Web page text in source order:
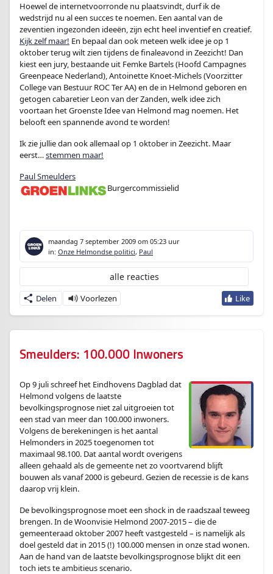
Hoewel de internetvoorronde nu plaatsvindt, durf ik de
wedstrijd nu al een succes te noemen. Een aantal van de
zeventien ingezonden ideeën, zijn echt heel inventief en creatief.
Kijk zelf maar! En bepaal dan ook meteen welk idee je op 1
oktober terug wilt zien tijdens de finaleavond in Zeezicht! Dan
kiest een jury, bestaande uit Femke Bartels (Hoofd Campagnes
Greenpeace Nederland), Antoinette Knoet-Michels (Voorzitter
College van Bestuur ROC Ter AA) en de in Helmond geboren en
getogen cabaretier Leon van der Zanden, welk idee zich
voortaan het Groenste Idee van Helmond mag noemen. Het
belooft een spannende avond te worden!
Ik zie jullie dan ook allemaal op 1 oktober in Zeezicht. Maar
eerst…stemmen maar!
Paul Smeulders
Burgercommissielid
maandag 7 september 2009 om 05:23 uur
in: Onze Helmondse politici, Paul
Delen
alle reacties
Smeulders: 100.000 Inwoners
Op 9 juli schreef het Eindhovens Dagblad dat
Helmond volgens de laatste
bevolkingsprognose niet zal uitgroeien tot
een stad van meer dan 100.000 inwoners.
Volgens de berekeningen is het aantal
Helmonders in 2025 toegenomen tot
maximaal 98.100. Dat aantal wordt overigens
alleen gehaald als de gemeente net zo voortvarend blijft
bouwen als vanaf 2000 is gebeurd. Gezien de recessie is de kans
daarop vrij klein.
De bevolkingsprognose moet een shock in de raadszaal teweeg
brengen. In de Woonvisie Helmond 2007-2015 – die de
gemeenteraad oktober 2007 heeft vastgesteld – is namelijk als
doel gesteld dat in 2015 (!) 100.000 mensen in onze stad wonen.
Aan de hand van de laatste bevolkingsprognose blijkt dit een
toch iets te ambitieus scenario.